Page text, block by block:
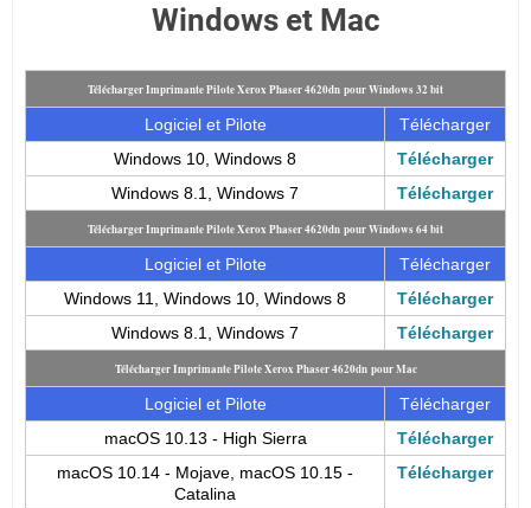
Windows et Mac
Télécharger Imprimante Pilote Xerox Phaser 4620dn pour Windows 32 bit
Logiciel et Pilote
Télécharger
Windows 10, Windows 8
Télécharger
Windows 8.1, Windows 7
Télécharger
Télécharger Imprimante Pilote Xerox Phaser 4620dn pour Windows 64 bit
Logiciel et Pilote
Télécharger
Windows 11, Windows 10, Windows 8
Télécharger
Windows 8.1, Windows 7
Télécharger
Télécharger Imprimante Pilote Xerox Phaser 4620dn pour Mac
Logiciel et Pilote
Télécharger
macOS 10.13 - High Sierra
Télécharger
macOS 10.14 - Mojave, macOS 10.15 -
Catalina
Télécharger